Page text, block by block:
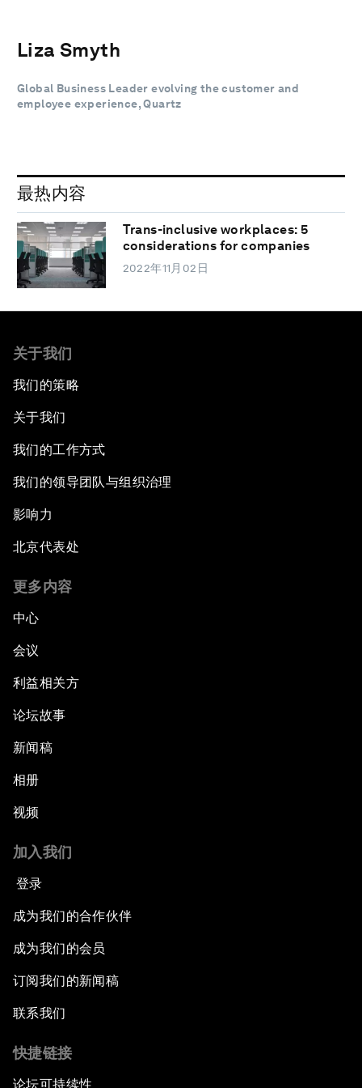
Liza Smyth
Global Business Leader evolving the customer and
employee experience, Quartz
最热内容
Trans-inclusive workplaces: 5
considerations for companies
2022年11月02日
关于我们
我们的策略
关于我们
我们的工作方式
我们的领导团队与组织治理
影响力
北京代表处
更多内容
中心
会议
利益相关方
论坛故事
新闻稿
相册
视频
加入我们
登录
成为我们的合作伙伴
成为我们的会员
订阅我们的新闻稿
联系我们
快捷链接
论坛可持续性